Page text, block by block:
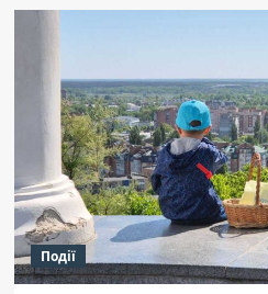
атакував
Події